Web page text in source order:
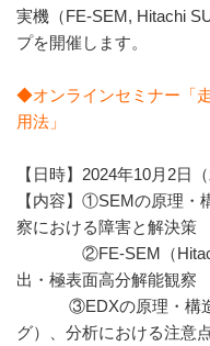
実機（FE-SEM, Hitachi
プを開催します。
◆オンラインセミナー「
用法」
【日時】2024年10月2日
【内容】①SEMの原理・
察における障害と解決策
②FE-SEM（Hitachi
出・極表面高分解能観察
③EDXの原理・構造
グ）、分析における注